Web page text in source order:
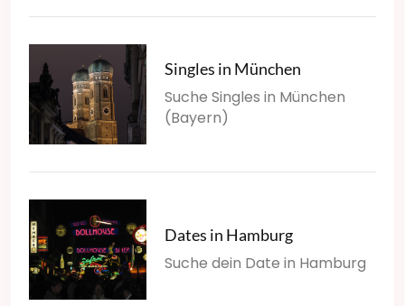
Singles in München
Suche Singles in München
(Bayern)
Dates in Hamburg
Suche dein Date in Hamburg